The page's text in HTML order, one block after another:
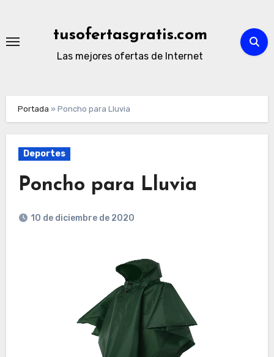
contenido
tusofertasgratis.com
Las mejores ofertas de Internet
Portada »Poncho para Lluvia
Deportes
Poncho para Lluvia
10 de diciembre de 2020